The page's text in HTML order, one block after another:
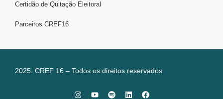
Certidão de Quitação Eleitoral
Parceiros CREF16
2025. CREF 16 – Todos os direitos reservados